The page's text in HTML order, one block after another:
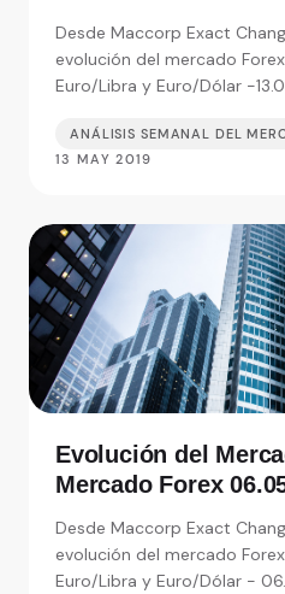
de moneda
Desde Maccorp Exact
evolución del mercado
Euro/Libra y Euro/Dólar -
ANÁLISIS SEMANAL DEL
13 MAY 2019
Evolución del
Mercado Forex
de moneda
Desde Maccorp Exact
evolución del mercado
Euro/Libra y Euro/Dólar -